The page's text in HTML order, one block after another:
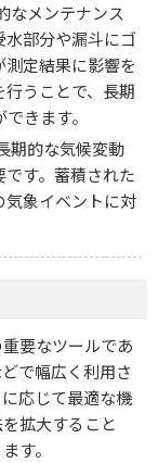
なメンテナンス
部分や漏斗にゴ
定結果に影響を
うことで、長期
きます。
期的な気候変動
す。蓄積された
気象イベントに対
要なツールであ
で幅広く利用さ
応じて最適な機
拡大すること
す。